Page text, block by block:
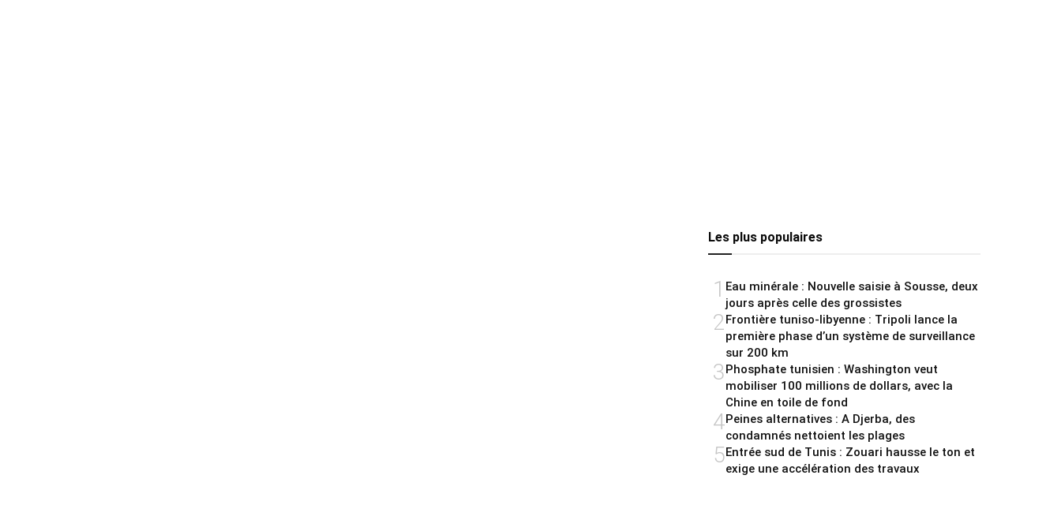
Les plus populaires
1 Eau minérale : Nouvelle saisie à Sousse, deux
jours après celle des grossistes
2Frontière tuniso-libyenne : Tripoli lance la
première phase d’un système de surveillance
sur 200 km
3Phosphate tunisien : Washington veut
mobiliser 100 millions de dollars, avec la
Chine en toile de fond
4Peines alternatives : A Djerba, des
condamnés nettoient les plages
5Entrée sud de Tunis : Zouari hausse le ton et
exige une accélération des travaux